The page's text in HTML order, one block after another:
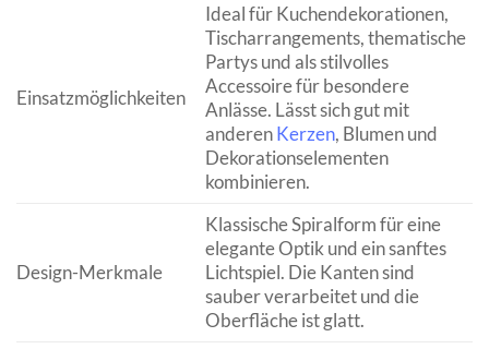
Einsatzmöglichkeiten
Ideal für Kuchendekorationen,
Tischarrangements, thematische
Partys und als stilvolles
Accessoire für besondere
Anlässe. Lässt sich gut mit
anderenKerzen, Blumen und
Dekorationselementen
kombinieren.
Design-Merkmale
Klassische Spiralform für eine
elegante Optik und ein sanftes
Lichtspiel. Die Kanten sind
sauber verarbeitet und die
Oberfläche ist glatt.